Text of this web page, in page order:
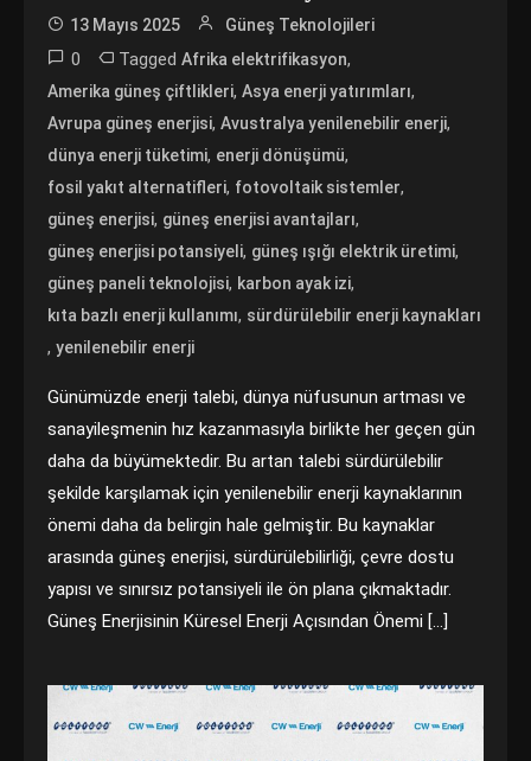
13 Mayıs 2025 Güneş Teknolojileri
0 TaggedAfrika elektrifikasyon,
Amerika güneş çiftlikleri,Asya enerji yatırımları,
Avrupa güneş enerjisi,Avustralya yenilenebilir enerji,
dünya enerji tüketimi, enerji dönüşümü,
fosil yakıt alternatifleri, fotovoltaik sistemler,
güneş enerjisi, güneş enerjisi avantajları,
güneş enerjisi potansiyeli, güneş ışığı elektrik üretimi,
güneş paneli teknolojisi, karbon ayak izi,
kıta bazlı enerji kullanımı, sürdürülebilir enerji kaynakları
,yenilenebilir enerji
Günümüzde enerji talebi, dünya nüfusunun artması ve
sanayileşmenin hız kazanmasıyla birlikte her geçen gün
daha da büyümektedir. Bu artan talebi sürdürülebilir
şekilde karşılamak için yenilenebilir enerji kaynaklarının
önemi daha da belirgin hale gelmiştir. Bu kaynaklar
arasında güneş enerjisi, sürdürülebilirliği, çevre dostu
yapısı ve sınırsız potansiyeli ile ön plana çıkmaktadır.
Güneş Enerjisinin Küresel Enerji Açısından Önemi […]